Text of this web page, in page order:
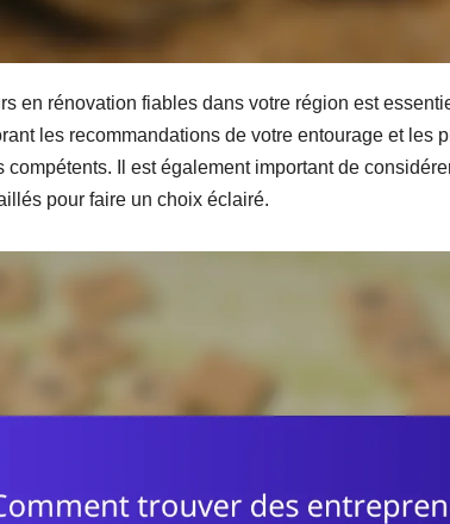
en rénovation fiables dans votre région est
les recommandations de votre entourage et les
Il est également important de
pour faire un choix éclairé.